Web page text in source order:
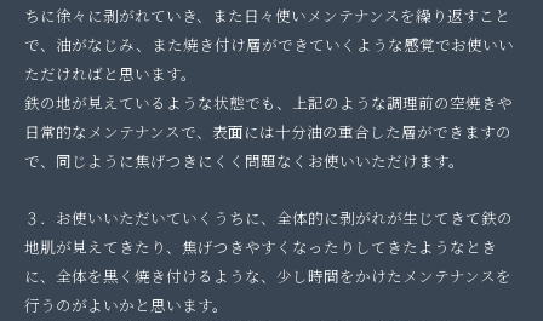
ちに徐々に剥がれていき、また日々使いメンテナンスを繰り返すこと
で、油がなじみ、また焼き付け層ができていくような感覚でお使いい
ただければと思います。
鉄の地が見えているような状態でも、上記のような調理前の空焼きや
日常的なメンテナンスで、表面には十分油の重合した層ができますの
で、同じように焦げつきにくく問題なくお使いいただけます。
３．お使いいただいていくうちに、全体的に剥がれが生じてきて鉄の
地肌が見えてきたり、焦げつきやすくなったりしてきたようなとき
に、全体を黒く焼き付けるような、少し時間をかけたメンテナンスを
行うのがよいかと思います。